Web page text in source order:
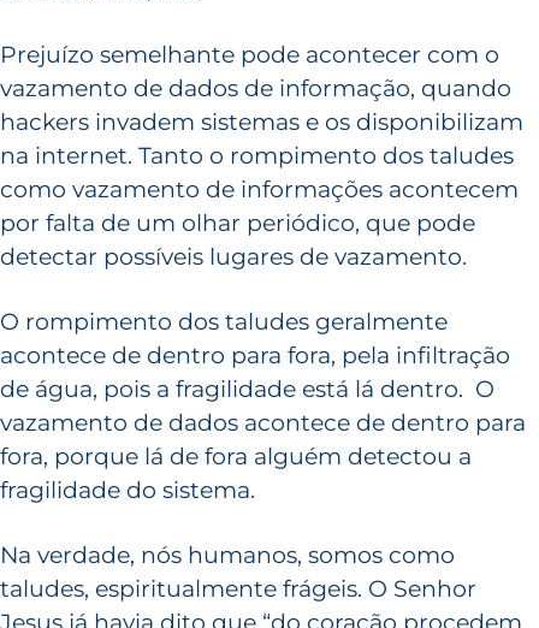
Prejuízo semelhante pode acontecer com o
vazamento de dados de informação, quando
hackers invadem sistemas e os disponibilizam
na internet. Tanto o rompimento dos taludes
como vazamento de informações acontecem
por falta de um olhar periódico, que pode
detectar possíveis lugares de vazamento.
O rompimento dos taludes geralmente
acontece de dentro para fora, pela infiltração
de água, pois a fragilidade está lá dentro. O
vazamento de dados acontece de dentro para
fora, porque lá de fora alguém detectou a
fragilidade do sistema.
Na verdade, nós humanos, somos como
taludes, espiritualmente frágeis. O Senhor